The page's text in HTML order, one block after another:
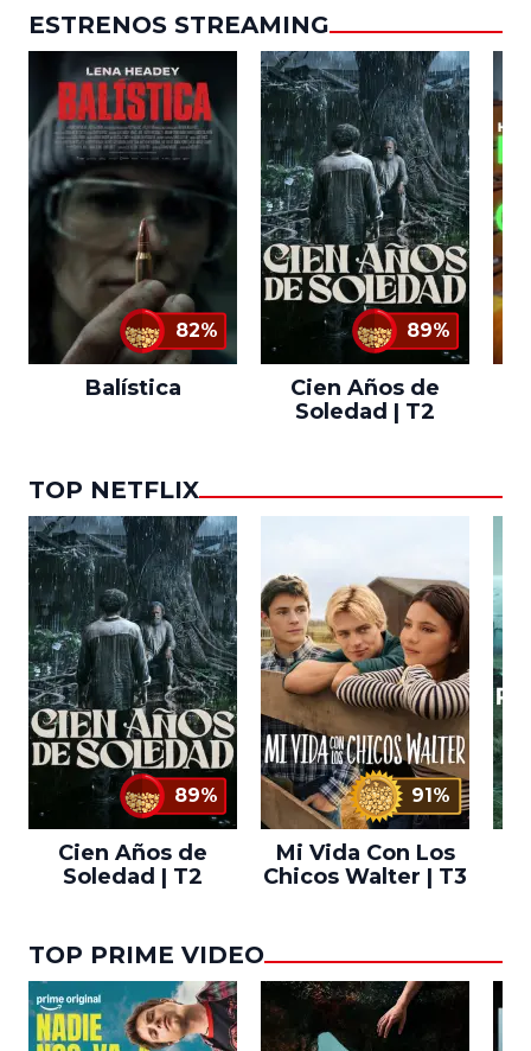
ESTRENOS STREAMING
82%
Balística
89%
Cien Años de
Soledad | T2
TOP NETFLIX
89%
Cien Años de
Soledad | T2
91%
Mi Vida Con Los
Chicos Walter | T3
TOP PRIME VIDEO